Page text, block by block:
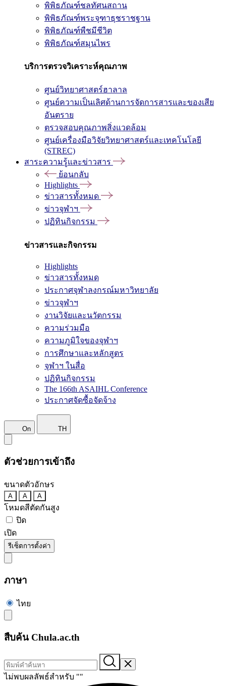
พิพิธภัณฑ์ชลทัศนสถาน
พิพิธภัณฑ์พระจุฑาธุชราชฐาน
พิพิธภัณฑ์พืชมีชีวิต
พิพิธภัณฑ์สมุนไพร
บริการตรวจวิเคราะห์คุณภาพ
ศูนย์วิทยาศาสตร์ฮาลาล
ศูนย์ความเป็นเลิศด้านการจัดการสารและของเสีย
อันตราย
ตรวจสอบคุณภาพสิ่งแวดล้อม
ศูนย์เครื่องมือวิจัยวิทยาศาสตร์และเทคโนโลยี
(STREC)
สาระความรู้และข่าวสาร
ย้อนกลับ
Highlights
ข่าวสารทั้งหมด
ข่าวจุฬาฯ
ปฏิทินกิจกรรม
ข่าวสารและกิจกรรม
Highlights
ข่าวสารทั้งหมด
ประกาศจุฬาลงกรณ์มหาวิทยาลัย
ข่าวจุฬาฯ
งานวิจัยและนวัตกรรม
ความร่วมมือ
ความภูมิใจของจุฬาฯ
การศึกษาและหลักสูตร
จุฬาฯ ในสื่อ
ปฏิทินกิจกรรม
The 166th ASAIHL Conference
ประกาศจัดซื้อจัดจ้าง
On TH
ตัวช่วยการเข้าถึง
ขนาดตัวอักษร
A A A
โหมดสีตัดกันสูง
ปิด
เปิด
รีเซ็ตการตั้งค่า
ภาษา
ไทย
สืบค้น Chula.ac.th
ไม่พบผลลัพธ์สำหรับ ""